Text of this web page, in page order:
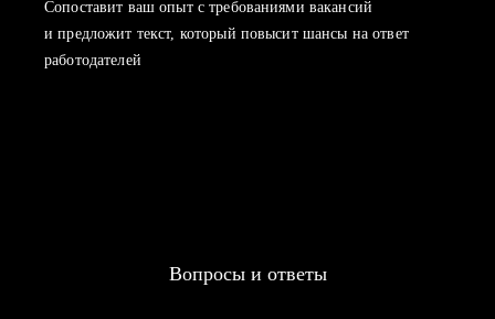
Сопоставит ваш опыт с требованиями вакансий
и предложит текст, который повысит шансы на ответ
работодателей
Вопросы и ответы